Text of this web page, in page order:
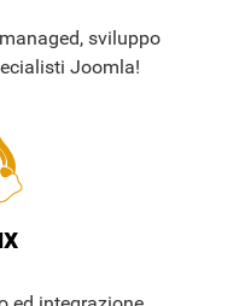
sviluppo
Joomla!